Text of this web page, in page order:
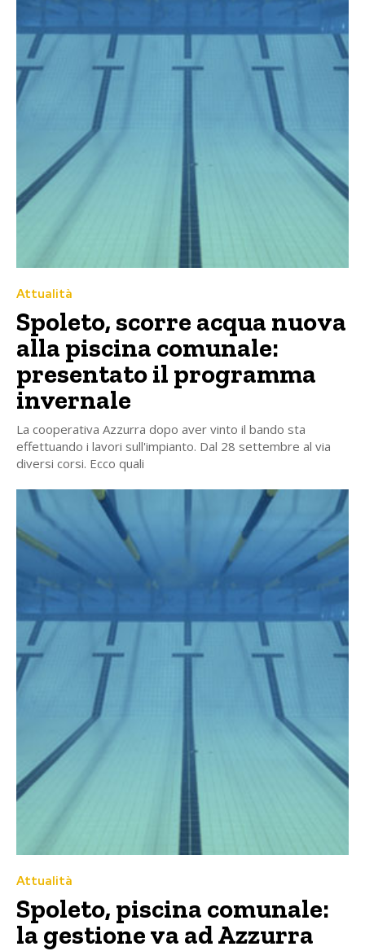
Attualità
Spoleto, scorre acqua nuova
alla piscina comunale:
presentato il programma
invernale
La cooperativa Azzurra dopo aver vinto il bando sta
effettuando i lavori sull'impianto. Dal 28 settembre al via
diversi corsi. Ecco quali
Attualità
Spoleto, piscina comunale:
la gestione va ad Azzurra